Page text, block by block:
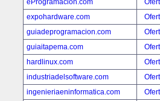
eProgramacion.com
expohardware.com
guiadeprogramacion.com
guiaitapema.com
hardlinux.com
industriadelsoftware.com
ingenieriaeninformatica.com